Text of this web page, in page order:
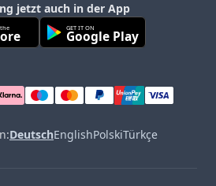
jetzt auch in der App
GET IT ON
Google Play
DeutschEnglishPolskiTürkçe